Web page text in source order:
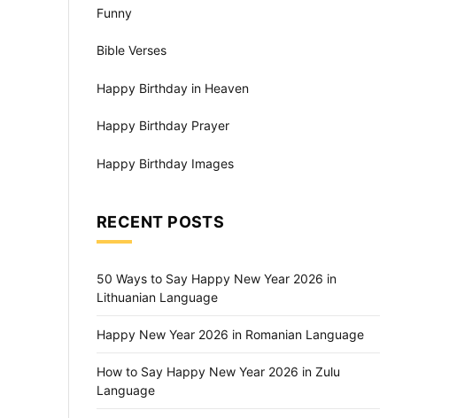
Funny
Bible Verses
Happy Birthday in Heaven
Happy Birthday Prayer
Happy Birthday Images
RECENT POSTS
50 Ways to Say Happy New Year 2026 in
Lithuanian Language
Happy New Year 2026 in Romanian Language
How to Say Happy New Year 2026 in Zulu
Language